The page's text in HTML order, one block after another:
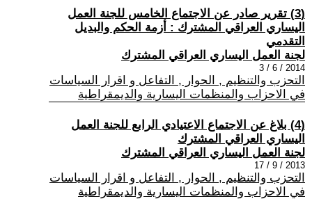
(3) تقرير صادر عن الاجتماع الخامس للجنة العمل
اليساري العراقي المشترك : أزمة الحكم والبديل
التقدمي
لجنة العمل اليساري العراقي المشترك
2014 / 6 / 3
التحزب والتنظيم , الحوار , التفاعل و اقرار السياسات
في الاحزاب والمنظمات اليسارية والديمقراطية
(4) بلاغ عن الاجتماع الاعتيادي الرابع للجنة العمل
اليساري العراقي المشترك
لجنة العمل اليساري العراقي المشترك
2013 / 9 / 17
التحزب والتنظيم , الحوار , التفاعل و اقرار السياسات
في الاحزاب والمنظمات اليسارية والديمقراطية